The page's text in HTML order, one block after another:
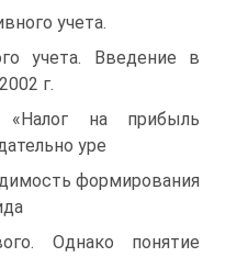
учета.
учета. Введение в
г.
на прибыль
уре
формирования
Однако понятие